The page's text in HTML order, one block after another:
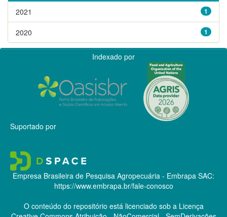
1
2021
1
2020
Indexado por
Suportado por
Empresa Brasileira de Pesquisa Agropecuária - Embrapa SAC:
https://www.embrapa.br/fale-conosco
O conteúdo do repositório está licenciado sob a Licença